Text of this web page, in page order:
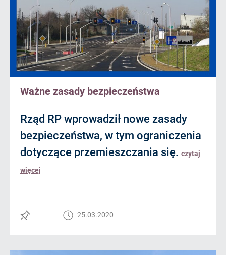
Ważne zasady bezpieczeństwa
Rząd RP wprowadził nowe zasady
bezpieczeństwa, w tym ograniczenia
dotyczące przemieszczania się. czytaj
więcej
25.03.2020